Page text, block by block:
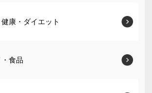
康・ダイエット
食品